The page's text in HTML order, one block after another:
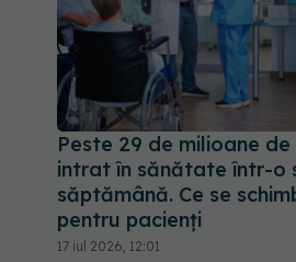
Peste 29 de milioane de
intrat în sănătate într-o
săptămână. Ce se
pentru pacienți
17 iul 2026, 12:01